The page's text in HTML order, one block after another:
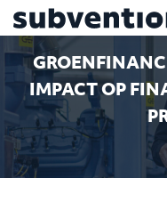
Subvention
IMPACT OP